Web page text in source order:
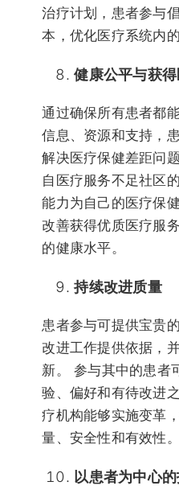
治疗计划，患者参与
本，优化医疗系统内
健康公平与获
通过确保所有患者都
信息、资源和支持，
解决医疗保健差距问
自医疗服务不足社区
能力为自己的医疗保
改善获得优质医疗服
的健康水平。
持续改进质量
患者参与可提供宝贵
改进工作提供依据，
新。 参与其中的患者
验、偏好和有待改进
疗机构能够实施变革
量、安全性和有效性。
以患者为中心